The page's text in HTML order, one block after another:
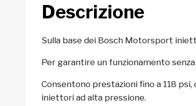
Descrizione
Sulla base dei Bosch Motorsport
Per garantire un funzionamento
Consentono prestazioni fino a 118
iniettori ad alta pressione.